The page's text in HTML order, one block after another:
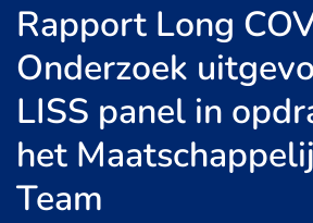
Rapport Long
Onderzoek
LISS panel in
het
Team